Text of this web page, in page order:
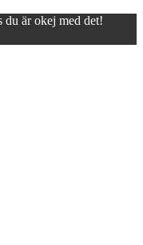
du är okej med det!